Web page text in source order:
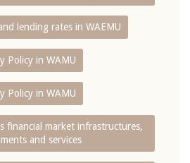
lending rates in WAEMU
Policy in WAMU
Policy in WAMU
financial market infrastructures,
and services